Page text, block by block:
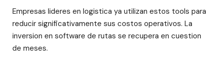
Empresas lideres en logistica ya utilizan estos tools para
reducir significativamente sus costos operativos. La
inversion en software de rutas se recupera en cuestion
de meses.